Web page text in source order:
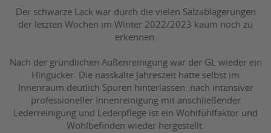
Der schwarze Lack war durch die vielen Salzablagerungen
der letzten Wochen im Winter 2022/2023 kaum noch zu
erkennen.
Nach der gründlichen Außenreinigung war der GL wieder ein
Hingucker. Die nasskalte Jahreszeit hatte selbst im
Innenraum deutlich Spuren hinterlassen: nach intensiver
professioneller Innenreinigung mit anschließender
Lederreinigung und Lederpflege ist ein Wohlfühlfaktor und
Wohlbefinden wieder hergestellt.